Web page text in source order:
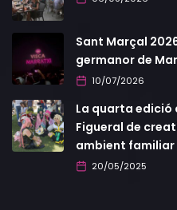
Sant Marçal
germanor de
10/07/2026
La quarta edició
Figueral de
ambient familiar
20/05/2025